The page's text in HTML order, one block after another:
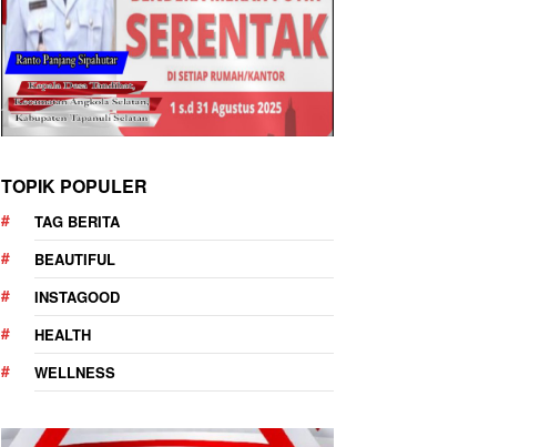
TOPIK POPULER
TAG BERITA
BEAUTIFUL
INSTAGOOD
HEALTH
WELLNESS